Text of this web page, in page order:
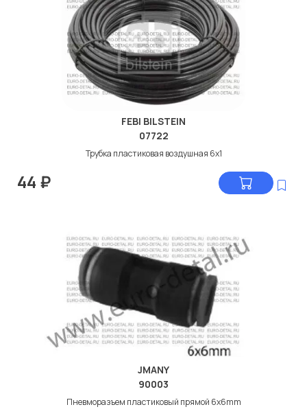
FEBI BILSTEIN
07722
Трубка пластиковая воздушная 6x1
44 ₽
JMANY
90003
Пневморазъем пластиковый прямой 6x6mm